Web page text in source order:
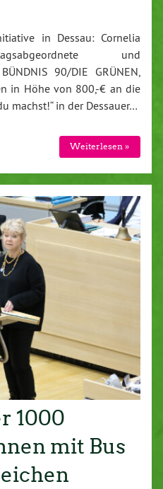
in Dessau: Cornelia
und
90/DIE GRÜNEN,
in Höhe von 800,-€ an die
machst!“ in der Dessauer…
Weiterlesen »
1000
mit Bus